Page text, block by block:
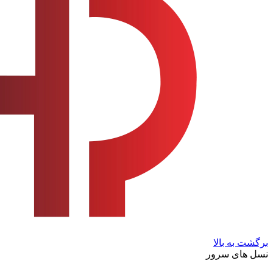
برگشت به بالا
نسل های سرور